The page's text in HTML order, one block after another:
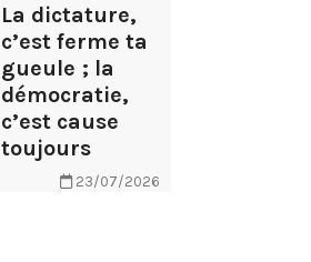
La dictature,
c’est ferme ta
gueule ; la
démocratie,
c’est cause
toujours
23/07/2026